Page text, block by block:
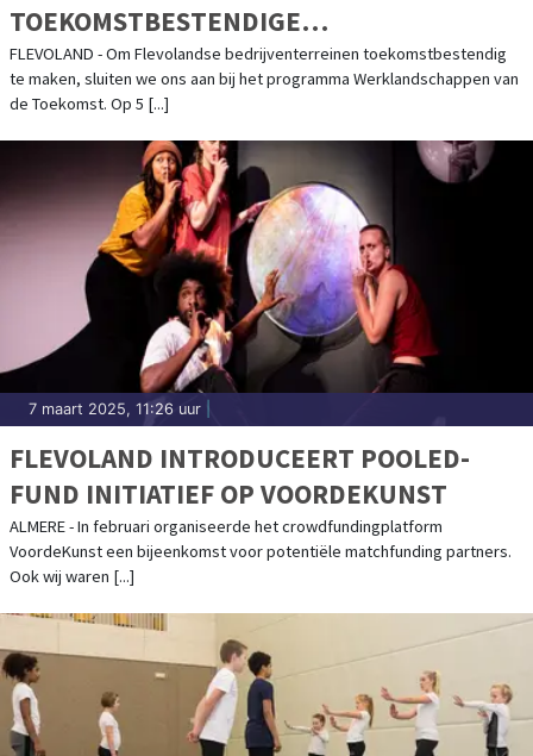
TOEKOMSTBESTENDIGE
BEDRIJVENTERREINEN
FLEVOLAND - Om Flevolandse bedrijventerreinen toekomstbestendig
te maken, sluiten we ons aan bij het programma Werklandschappen van
de Toekomst. Op 5 [...]
7 maart 2025, 11:26 uur
FLEVOLAND INTRODUCEERT POOLED-
FUND INITIATIEF OP VOORDEKUNST
ALMERE - In februari organiseerde het crowdfundingplatform
VoordeKunst een bijeenkomst voor potentiële matchfunding partners.
Ook wij waren [...]